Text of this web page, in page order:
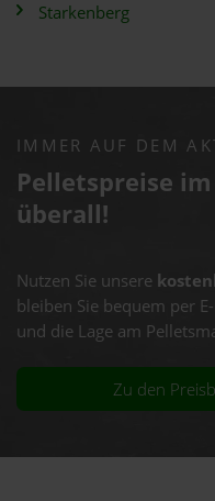
Starkenberg
IMMER AUF DEM
Pelletspreise
überall!
Nutzen Sie unsere
bleiben Sie bequem per
und die Lage am
Zu den